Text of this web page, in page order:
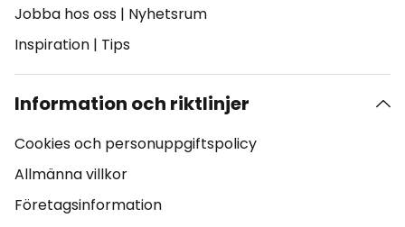
Jobba hos oss | Nyhetsrum
Inspiration | Tips
Information och riktlinjer
Cookies och personuppgiftspolicy
Allmänna villkor
Företagsinformation